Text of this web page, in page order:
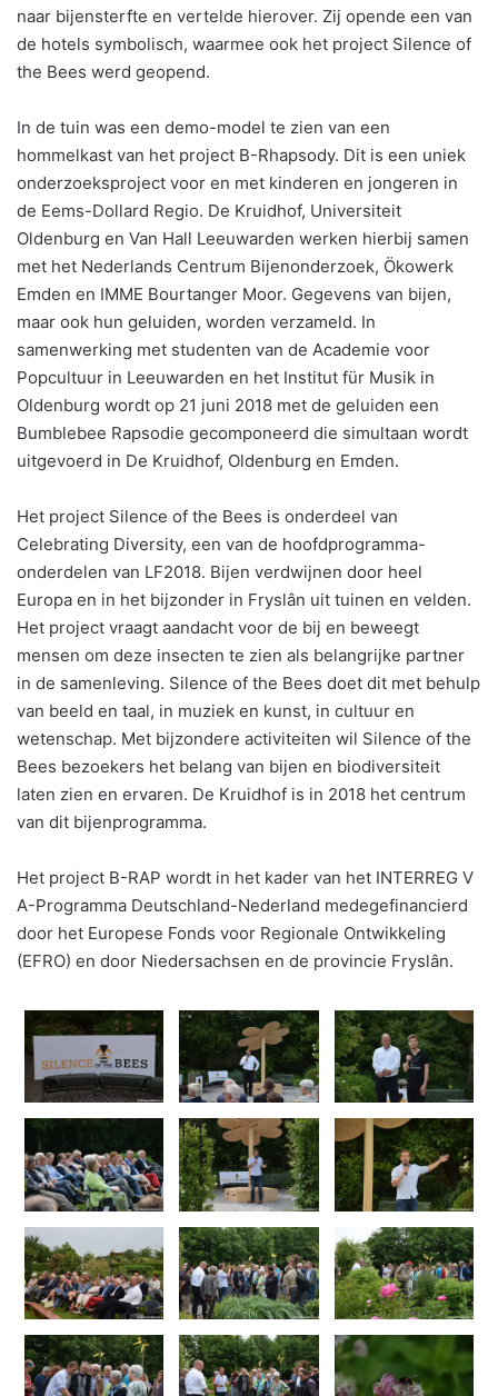
naar bijensterfte en vertelde hierover. Zij opende een van
de hotels symbolisch, waarmee ook het project Silence of
the Bees werd geopend.
In de tuin was een demo-model te zien van een
hommelkast van het project B-Rhapsody. Dit is een uniek
onderzoeksproject voor en met kinderen en jongeren in
de Eems-Dollard Regio. De Kruidhof, Universiteit
Oldenburg en Van Hall Leeuwarden werken hierbij samen
met het Nederlands Centrum Bijenonderzoek, Ökowerk
Emden en IMME Bourtanger Moor. Gegevens van bijen,
maar ook hun geluiden, worden verzameld. In
samenwerking met studenten van de Academie voor
Popcultuur in Leeuwarden en het Institut für Musik in
Oldenburg wordt op 21 juni 2018 met de geluiden een
Bumblebee Rapsodie gecomponeerd die simultaan wordt
uitgevoerd in De Kruidhof, Oldenburg en Emden.
Het project Silence of the Bees is onderdeel van
Celebrating Diversity, een van de hoofdprogramma-
onderdelen van LF2018. Bijen verdwijnen door heel
Europa en in het bijzonder in Fryslân uit tuinen en velden.
Het project vraagt aandacht voor de bij en beweegt
mensen om deze insecten te zien als belangrijke partner
in de samenleving. Silence of the Bees doet dit met behulp
van beeld en taal, in muziek en kunst, in cultuur en
wetenschap. Met bijzondere activiteiten wil Silence of the
Bees bezoekers het belang van bijen en biodiversiteit
laten zien en ervaren. De Kruidhof is in 2018 het centrum
van dit bijenprogramma.
Het project B-RAP wordt in het kader van het INTERREG V
A-Programma Deutschland-Nederland medegefinancierd
door het Europese Fonds voor Regionale Ontwikkeling
(EFRO) en door Niedersachsen en de provincie Fryslân.